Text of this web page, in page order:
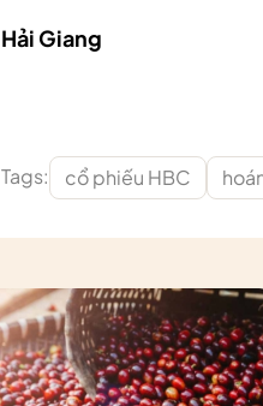
Hải Giang
Tags: cổ phiếu HBC